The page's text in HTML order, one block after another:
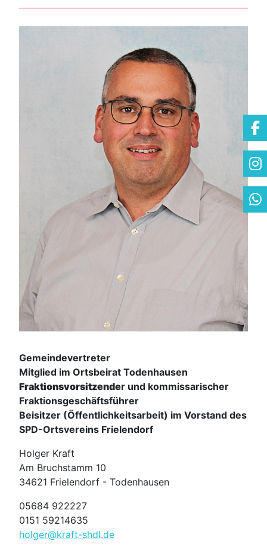
Gemeindevertreter
Mitglied im Ortsbeirat Todenhausen
Fraktionsvorsitzender und kommissarischer
Fraktionsgeschäftsführer
Beisitzer (Öffentlichkeitsarbeit) im Vorstand des
SPD-Ortsvereins Frielendorf
Holger Kraft
Am Bruchstamm 10
34621 Frielendorf - Todenhausen
05684 922227
0151 59214635
holger@kraft-shdl.de